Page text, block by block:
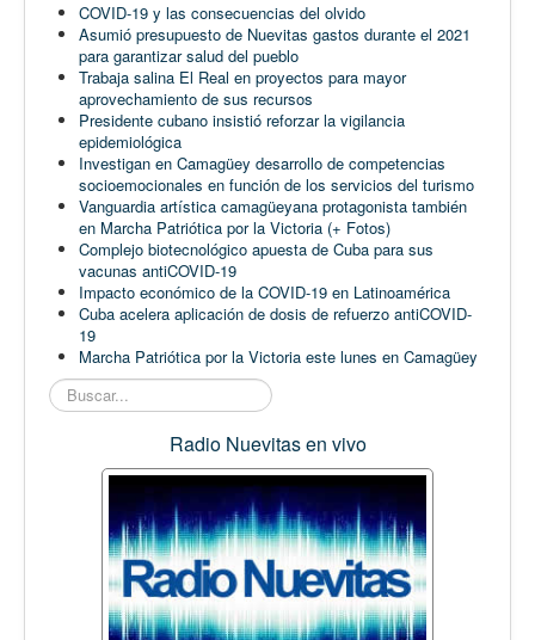
COVID-19 y las consecuencias del olvido
Asumió presupuesto de Nuevitas gastos durante el 2021
para garantizar salud del pueblo
Trabaja salina El Real en proyectos para mayor
aprovechamiento de sus recursos
Presidente cubano insistió reforzar la vigilancia
epidemiológica
Investigan en Camagüey desarrollo de competencias
socioemocionales en función de los servicios del turismo
Vanguardia artística camagüeyana protagonista también
en Marcha Patriótica por la Victoria (+ Fotos)
Complejo biotecnológico apuesta de Cuba para sus
vacunas antiCOVID-19
Impacto económico de la COVID-19 en Latinoamérica
Cuba acelera aplicación de dosis de refuerzo antiCOVID-
19
Marcha Patriótica por la Victoria este lunes en Camagüey
Buscar...
Radio Nuevitas en vivo